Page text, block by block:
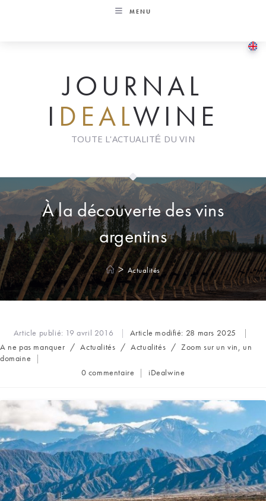
MENU
JOURNAL
I DEALWINE
TOUTE L'ACTUALITÉ DU VIN
À la découverte des vins
argentins
> Actualités
Article publié: 19 avril 2016 Article modifié: 28 mars 2025
Post
category:
A ne pas manquer / Actualités / Actualités / Zoom sur un vin, un
domaine
Commentaires
publication :
0 commentaire
Auteur/autrice
publication :
iDealwine